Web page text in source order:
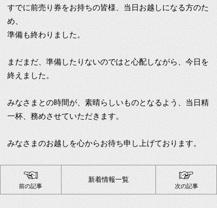
すでに前売り券をお持ちの皆様、当日お越しになる方のた
め、
準備も終わりました。
まだまだ、準備したりないのではと心配しながら、今日を
終えました。
みなさまとの時間が、素晴らしいものとなるよう、当日精
一杯、務めさせていただきます。
みなさまのお越しを心からお待ち申し上げております。
前の記事
新着情報一覧
次の記事